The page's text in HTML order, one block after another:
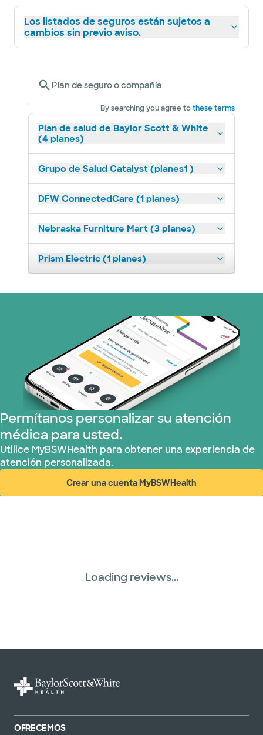
Los listados de seguros están sujetos a
cambios sin previo aviso.
Plan de seguro o compañía
By searching you agree tothese terms
Plan de salud de Baylor Scott & White
(4 planes)
Grupo de Salud Catalyst (planes1 )
DFW ConnectedCare (1 planes)
Nebraska Furniture Mart (3 planes)
Prism Electric (1 planes)
Permítanos personalizar su atención
médica para usted.
Utilice MyBSWHealth para obtener una experiencia de
atención personalizada.
Crear una cuenta MyBSWHealth
(abre en ventana nueva)
Loading reviews...
OFRECEMOS